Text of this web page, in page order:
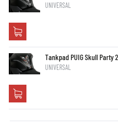
UNIVERSAL
Tankpad PUIG Skull Party
UNIVERSAL